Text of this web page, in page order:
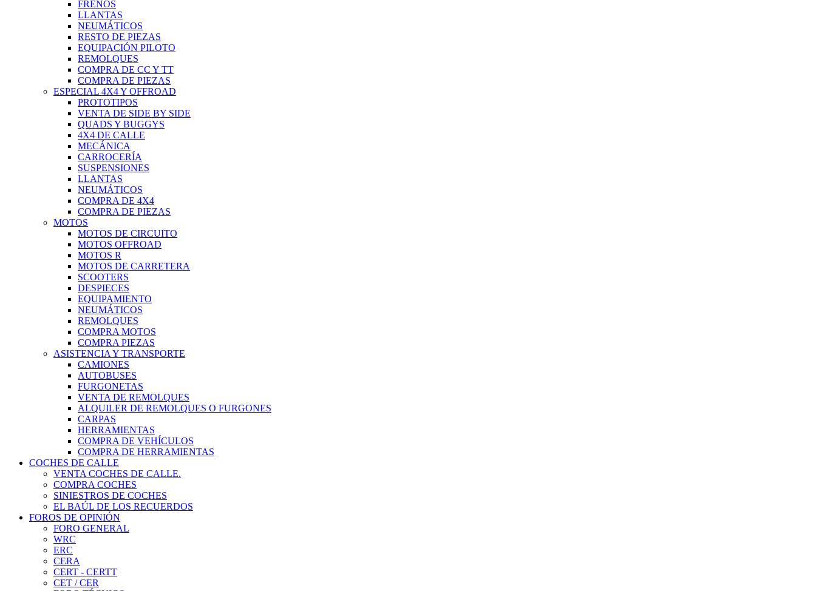
FRENOS
LLANTAS
NEUMÁTICOS
RESTO DE PIEZAS
EQUIPACIÓN PILOTO
REMOLQUES
COMPRA DE CC Y TT
COMPRA DE PIEZAS
ESPECIAL 4X4 Y OFFROAD
PROTOTIPOS
VENTA DE SIDE BY SIDE
QUADS Y BUGGYS
4X4 DE CALLE
MECÁNICA
CARROCERÍA
SUSPENSIONES
LLANTAS
NEUMÁTICOS
COMPRA DE 4X4
COMPRA DE PIEZAS
MOTOS
MOTOS DE CIRCUITO
MOTOS OFFROAD
MOTOS R
MOTOS DE CARRETERA
SCOOTERS
DESPIECES
EQUIPAMIENTO
NEUMÁTICOS
REMOLQUES
COMPRA MOTOS
COMPRA PIEZAS
ASISTENCIA Y TRANSPORTE
CAMIONES
AUTOBUSES
FURGONETAS
VENTA DE REMOLQUES
ALQUILER DE REMOLQUES O FURGONES
CARPAS
HERRAMIENTAS
COMPRA DE VEHÍCULOS
COMPRA DE HERRAMIENTAS
COCHES DE CALLE
VENTA COCHES DE CALLE.
COMPRA COCHES
SINIESTROS DE COCHES
EL BAÚL DE LOS RECUERDOS
FOROS DE OPINIÓN
FORO GENERAL
WRC
ERC
CERA
CERT - CERTT
CET / CER